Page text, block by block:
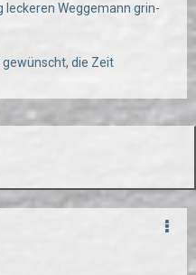
leckeren Weggemann grin-
die Zeit